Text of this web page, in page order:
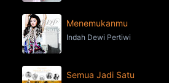
Menemukanmu
Indah Dewi Pertiwi
Semua Jadi Satu